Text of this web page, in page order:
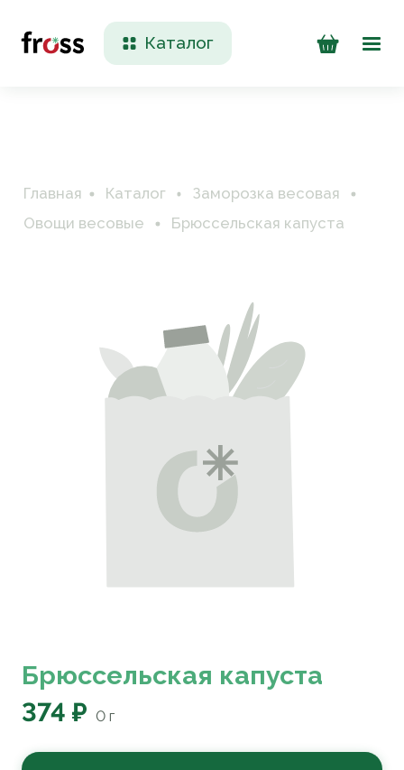
Каталог
Главная Каталог
Заморозка весовая
Овощи весовые
Брюссельская капуста
Брюссельская капуста
374 ₽ 0 г